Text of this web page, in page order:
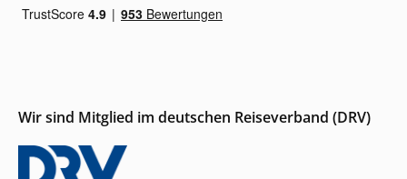
Wir sind Mitglied im deutschen Reiseverband (DRV)